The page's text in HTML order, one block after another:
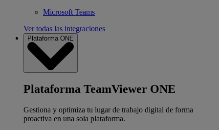
Microsoft Teams
Ver todas las integraciones
Plataforma ONE
Plataforma TeamViewer ONE
Gestiona y optimiza tu lugar de trabajo digital de forma
proactiva en una sola plataforma.